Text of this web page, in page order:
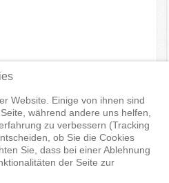
Bundesliga Herren HTC
Zurück
Bundesliga Herren Saison
Weiter
Website. Einige von ihnen sind
während andere uns helfen,
zu verbessern (Tracking
ob Sie die Cookies
Sie, dass bei einer Ablehnung
der Seite zur